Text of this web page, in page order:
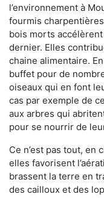
l’environnement à
fourmis
bois morts
dernier. Elles
chaine alimentaire.
buffet pour de
oiseaux qui en font
cas par exemple de
aux arbres qui
pour se nourrir de
Ce n’est pas tout, en
elles favorisent
brassent la terre en
des cailloux et des